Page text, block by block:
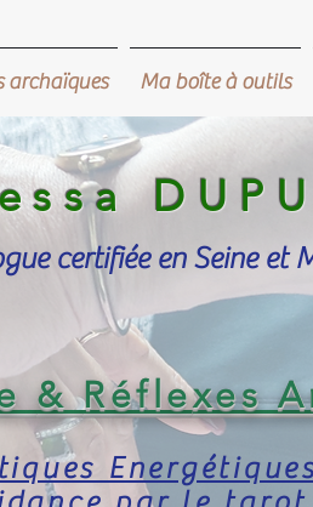
archaïques Ma boîte à outils
certifiée en Seine et
&Réflexes